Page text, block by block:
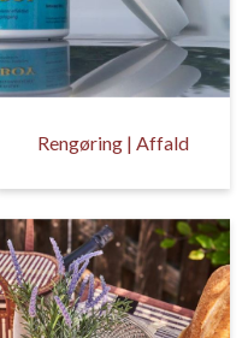
Rengøring | Affald